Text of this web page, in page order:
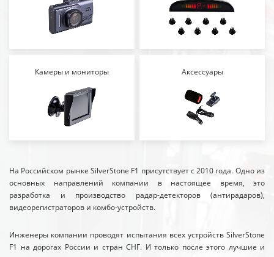
Камеры и мониторы Аксессуары
На Российском рынке SilverStone F1 присутствует с 2010 года. Одно из
основных направлений компании в настоящее время, это
разработка и производство радар-детекторов (антирадаров),
видеорегистраторов и комбо-устройств.
Инженеры компании проводят испытания всех устройств SilverStone
F1 на дорогах России и стран СНГ. И только после этого лучшие и